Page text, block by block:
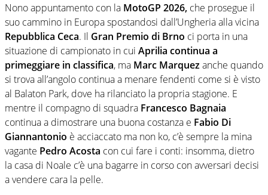
Nono appuntamento con la MotoGP 2026, che prosegue il
suo cammino in Europa spostandosi dall’Ungheria alla vicina
Repubblica Ceca. Il Gran Premio di Brno ci porta in una
situazione di campionato in cui Aprilia continua a
primeggiare in classifica, ma Marc Marquezanche quando
si trova all’angolo continua a menare fendenti come si è visto
al Balaton Park, dove ha rilanciato la propria stagione. E
mentre il compagno di squadra Francesco Bagnaia
continua a dimostrare una buona costanza e Fabio Di
Giannantonio è acciaccato ma non ko, c’è sempre la mina
vagante Pedro Acosta con cui fare i conti: insomma, dietro
la casa di Noale c’è una bagarre in corso con avversari decisi
a vendere cara la pelle.